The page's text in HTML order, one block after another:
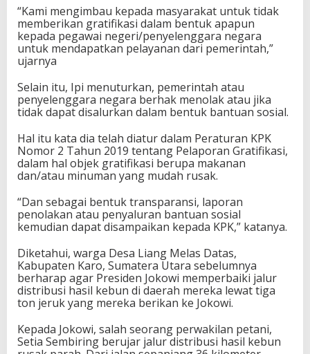
“Kami mengimbau kepada masyarakat untuk tidak
memberikan gratifikasi dalam bentuk apapun
kepada pegawai negeri/penyelenggara negara
untuk mendapatkan pelayanan dari pemerintah,”
ujarnya
Selain itu, Ipi menuturkan, pemerintah atau
penyelenggara negara berhak menolak atau jika
tidak dapat disalurkan dalam bentuk bantuan sosial.
Hal itu kata dia telah diatur dalam Peraturan KPK
Nomor 2 Tahun 2019 tentang Pelaporan Gratifikasi,
dalam hal objek gratifikasi berupa makanan
dan/atau minuman yang mudah rusak.
“Dan sebagai bentuk transparansi, laporan
penolakan atau penyaluran bantuan sosial
kemudian dapat disampaikan kepada KPK,” katanya.
Diketahui, warga Desa Liang Melas Datas,
Kabupaten Karo, Sumatera Utara sebelumnya
berharap agar Presiden Jokowi memperbaiki jalur
distribusi hasil kebun di daerah mereka lewat tiga
ton jeruk yang mereka berikan ke Jokowi.
Kepada Jokowi, salah seorang perwakilan petani,
Setia Sembiring berujar jalur distribusi hasil kebun